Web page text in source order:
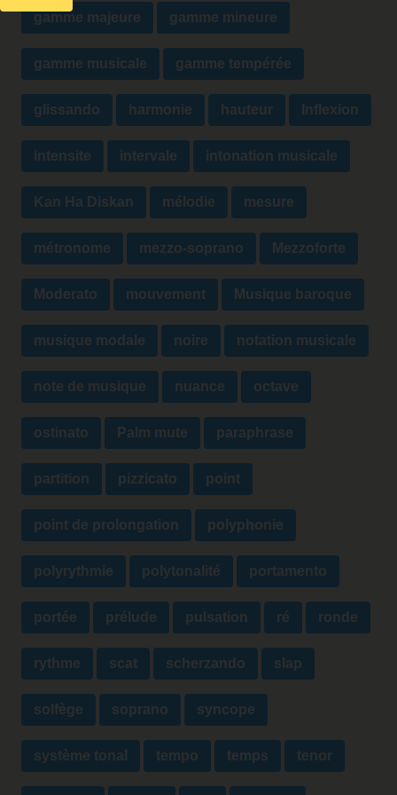
gamme majeure gamme mineure
gamme musicale gamme tempérée
glissando harmonie hauteur Inflexion
intensite intervale intonation musicale
Kan Ha Diskan mélodie mesure
métronome mezzo-soprano Mezzoforte
Moderato mouvement Musique baroque
musique modale noire notation musicale
note de musique nuance octave
ostinato Palm mute paraphrase
partition pizzicato point
point de prolongation polyphonie
polyrythmie polytonalité portamento
portée prélude pulsation ré ronde
rythme scat scherzando slap
solfège soprano syncope
système tonal tempo temps tenor